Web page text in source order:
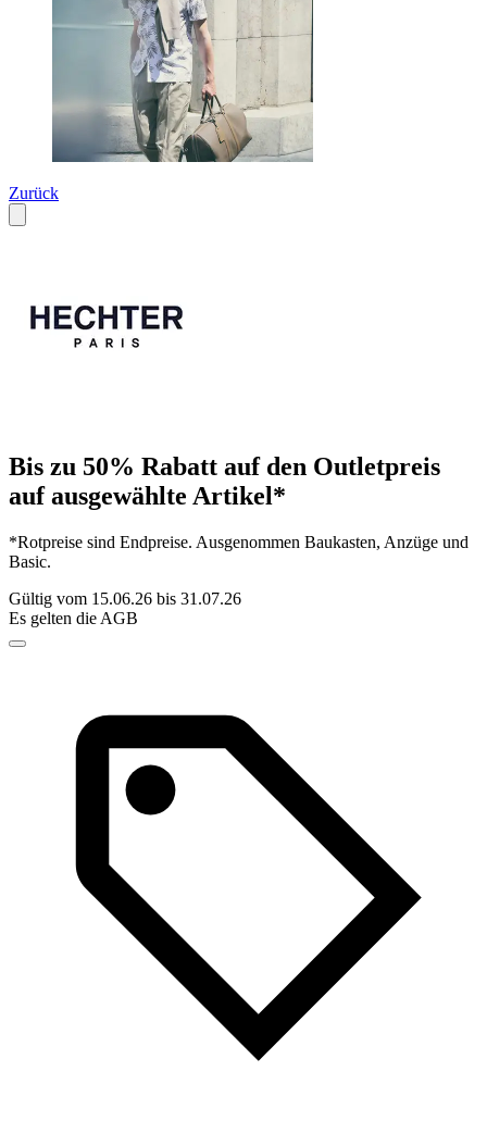
Zurück
Bis zu 50% Rabatt auf den Outletpreis
auf ausgewählte Artikel*
*Rotpreise sind Endpreise. Ausgenommen Baukasten, Anzüge und
Basic.
Gültig vom 15.06.26 bis 31.07.26
Es gelten die AGB